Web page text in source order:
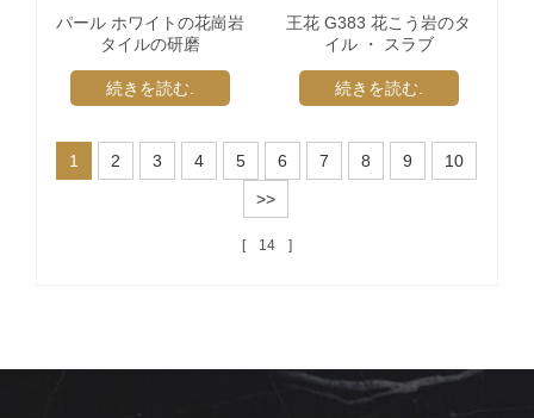
パール ホワイトの花崗岩
タイルの研磨
続きを読む.
王花 G383 花こう岩のタ
イル ・ スラブ
続きを読む.
1 2 3 4 5 6 7 8 9
10
>>
14